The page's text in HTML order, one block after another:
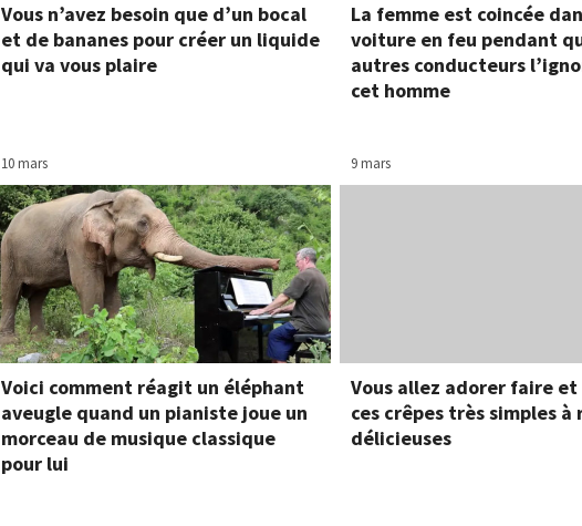
Vous n’avez besoin que d’un bocal
et de bananes pour créer un liquide
qui va vous plaire
10 mars
La femme est coincée
voiture en feu pendant
autres conducteurs
cet homme
9 mars
Voici comment réagit un éléphant
aveugle quand un pianiste joue un
morceau de musique classique
pour lui
Vous allez adorer faire
ces crêpes très simples
délicieuses